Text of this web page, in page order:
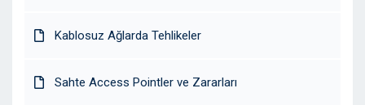
Kablosuz Ağlarda Tehlikeler
Sahte Access Pointler ve Zararları